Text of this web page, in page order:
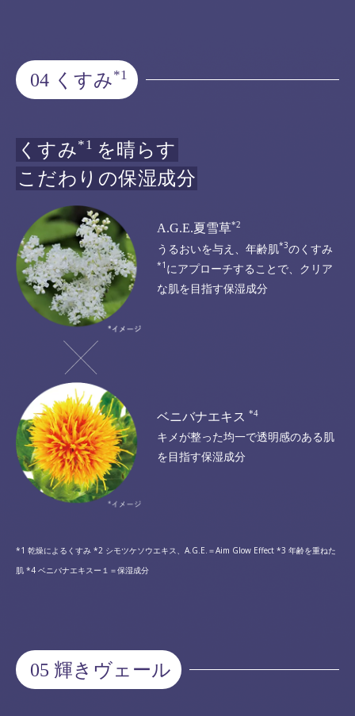
04 くすみ*1
くすみ*1 を晴らす
こだわりの保湿成分
A.G.E.夏雪草*2
うるおいを与え、年齢肌*3のくすみ
*1 にアプローチすることで、 クリア
な肌を目指す保湿成分
ベニバナエキス *4
キメが整った均一で透明感のある肌
を目指す保湿成分
*1 乾燥によるくすみ *2 シモツケソウエキス、A.G.E.＝Aim Glow Effect *3 年齢を重ねた
肌 *4 ベニバナエキスー１＝保湿成分
05 輝きヴェール